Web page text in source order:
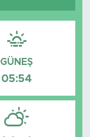
GÜNEŞ
05:54